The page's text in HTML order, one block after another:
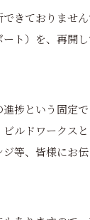
できておりませ
ト）を、再開
捗という固定
ルドワークス
等、皆様にお